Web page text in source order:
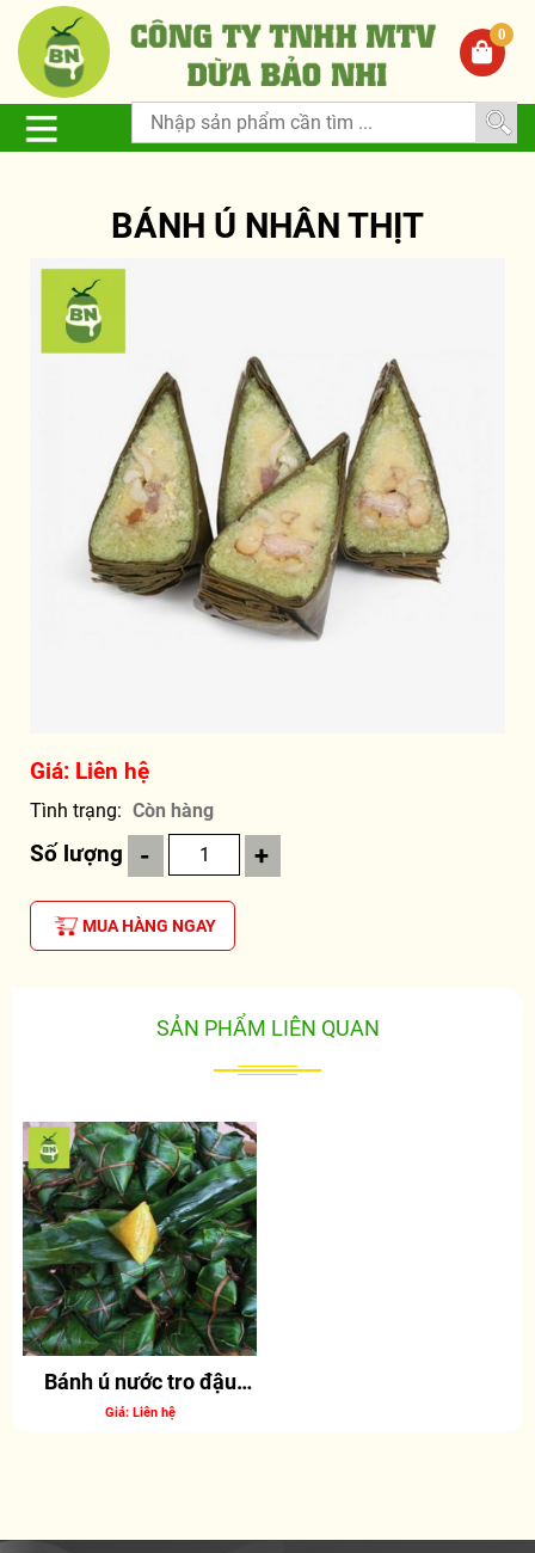
0
BÁNH Ú NHÂN THỊT
Giá: Liên hệ
Tình trạng Còn hàng
Số lượng - +
MUA HÀNG NGAY
SẢN PHẨM LIÊN QUAN
Bánh ú nước tro đậu
xanh;
Giá: Liên hệ